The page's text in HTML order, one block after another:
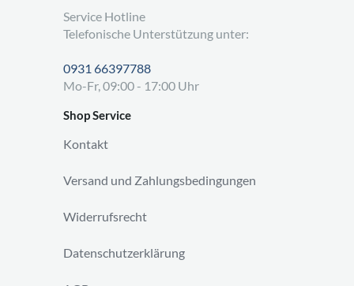
Service Hotline
Telefonische Unterstützung unter:
0931 66397788
Mo-Fr, 09:00 - 17:00 Uhr
Shop Service
Kontakt
Versand und Zahlungsbedingungen
Widerrufsrecht
Datenschutzerklärung